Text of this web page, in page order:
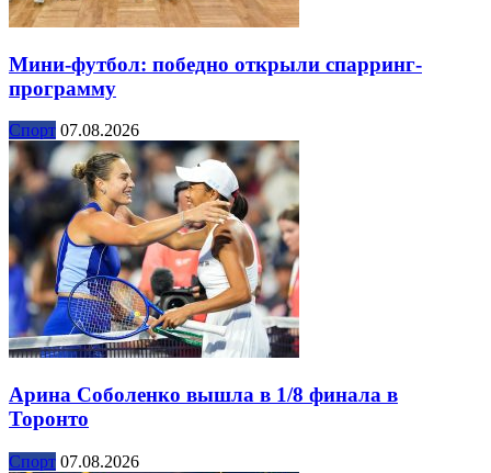
Мини-футбол: победно открыли спарринг-
программу
Спорт 07.08.2026
Арина Соболенко вышла в 1/8 финала в
Торонто
Спорт 07.08.2026